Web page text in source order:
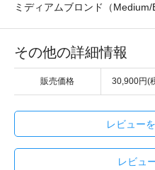
ミディアムブロンド（Medium/
その他の詳細情報
販売価格 30,900円(
レビュー
レビュ